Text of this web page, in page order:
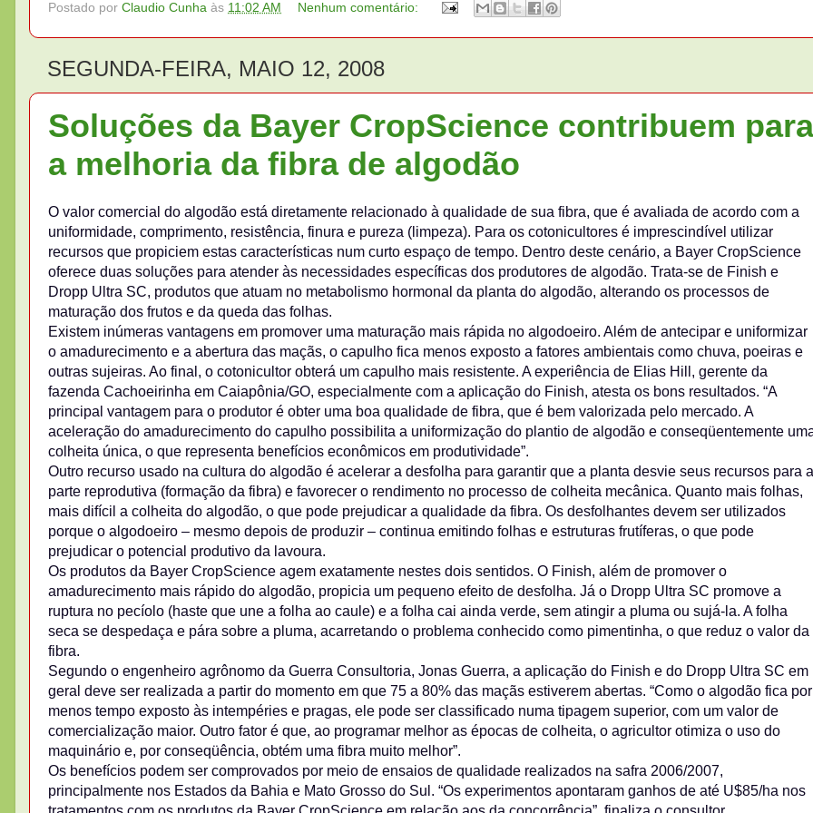
Postado por Claudio Cunha às 11:02 AM Nenhum comentário:
SEGUNDA-FEIRA, MAIO 12, 2008
Soluções da Bayer CropScience contribuem para
a melhoria da fibra de algodão
O valor comercial do algodão está diretamente relacionado à qualidade de sua fibra, que é avaliada de acordo com a
uniformidade, comprimento, resistência, finura e pureza (limpeza). Para os cotonicultores é imprescindível utilizar
recursos que propiciem estas características num curto espaço de tempo. Dentro deste cenário, a Bayer CropScience
oferece duas soluções para atender às necessidades específicas dos produtores de algodão. Trata-se de Finish e
Dropp Ultra SC, produtos que atuam no metabolismo hormonal da planta do algodão, alterando os processos de
maturação dos frutos e da queda das folhas.
Existem inúmeras vantagens em promover uma maturação mais rápida no algodoeiro. Além de antecipar e uniformizar
o amadurecimento e a abertura das maçãs, o capulho fica menos exposto a fatores ambientais como chuva, poeiras e
outras sujeiras. Ao final, o cotonicultor obterá um capulho mais resistente. A experiência de Elias Hill, gerente da
fazenda Cachoeirinha em Caiapônia/GO, especialmente com a aplicação do Finish, atesta os bons resultados. “A
principal vantagem para o produtor é obter uma boa qualidade de fibra, que é bem valorizada pelo mercado. A
aceleração do amadurecimento do capulho possibilita a uniformização do plantio de algodão e conseqüentemente
colheita única, o que representa benefícios econômicos em produtividade”.
Outro recurso usado na cultura do algodão é acelerar a desfolha para garantir que a planta desvie seus recursos para a
parte reprodutiva (formação da fibra) e favorecer o rendimento no processo de colheita mecânica. Quanto mais folhas,
mais difícil a colheita do algodão, o que pode prejudicar a qualidade da fibra. Os desfolhantes devem ser utilizados
porque o algodoeiro – mesmo depois de produzir – continua emitindo folhas e estruturas frutíferas, o que pode
prejudicar o potencial produtivo da lavoura.
Os produtos da Bayer CropScience agem exatamente nestes dois sentidos. O Finish, além de promover o
amadurecimento mais rápido do algodão, propicia um pequeno efeito de desfolha. Já o Dropp Ultra SC promove a
ruptura no pecíolo (haste que une a folha ao caule) e a folha cai ainda verde, sem atingir a pluma ou sujá-la. A folha
seca se despedaça e pára sobre a pluma, acarretando o problema conhecido como pimentinha, o que reduz o valor da
fibra.
Segundo o engenheiro agrônomo da Guerra Consultoria, Jonas Guerra, a aplicação do Finish e do Dropp Ultra SC em
geral deve ser realizada a partir do momento em que 75 a 80% das maçãs estiverem abertas. “Como o algodão fica por
menos tempo exposto às intempéries e pragas, ele pode ser classificado numa tipagem superior, com um valor de
comercialização maior. Outro fator é que, ao programar melhor as épocas de colheita, o agricultor otimiza o uso do
maquinário e, por conseqüência, obtém uma fibra muito melhor”.
Os benefícios podem ser comprovados por meio de ensaios de qualidade realizados na safra 2006/2007,
principalmente nos Estados da Bahia e Mato Grosso do Sul. “Os experimentos apontaram ganhos de até U$85/ha nos